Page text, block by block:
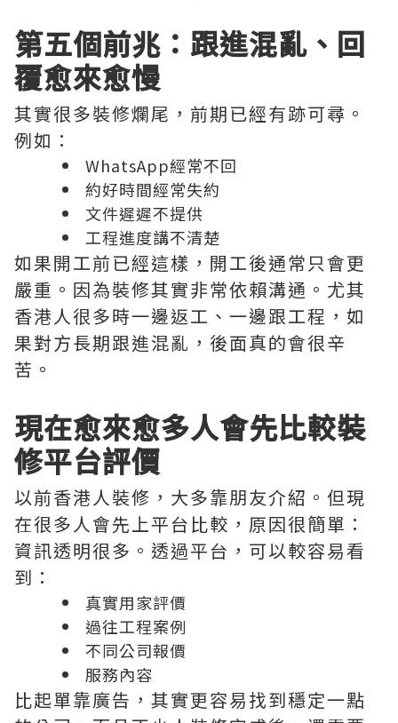
第五個前兆：跟進混亂、回
覆愈來愈慢
其實很多裝修爛尾，前期已經有跡可尋。
例如：
WhatsApp經常不回
約好時間經常失約
文件遲遲不提供
工程進度講不清楚
如果開工前已經這樣，開工後通常只會更
嚴重。因為裝修其實非常依賴溝通。尤其
香港人很多時一邊返工、一邊跟工程，如
果對方長期跟進混亂，後面真的會很辛
苦。
現在愈來愈多人會先比較裝
修平台評價
以前香港人裝修，大多靠朋友介紹。但現
在很多人會先上平台比較，原因很簡單：
資訊透明很多。透過平台，可以較容易看
到：
真實用家評價
過往工程案例
不同公司報價
服務內容
比起單靠廣告，其實更容易找到穩定一點